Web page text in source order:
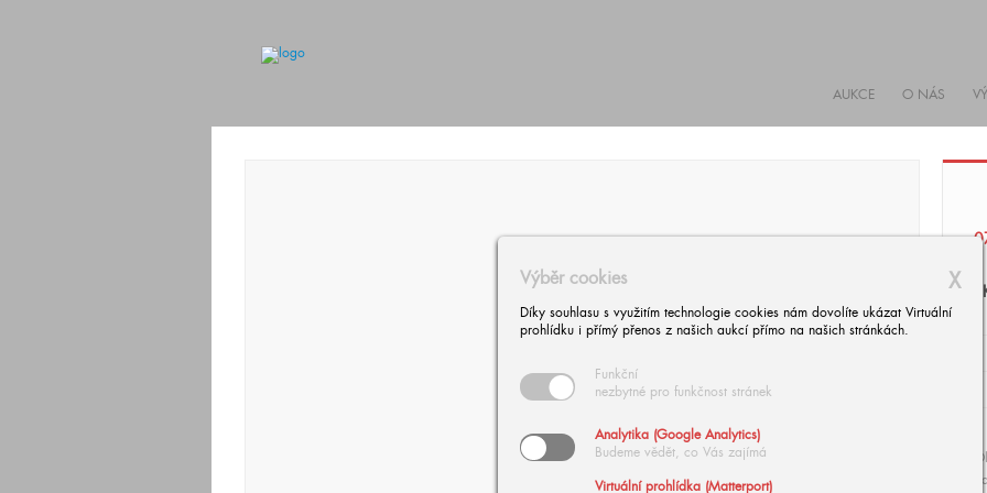
AUKCE O NÁS
X
Výběr cookies
Díky souhlasu s využitím technologie cookies nám dovolíte ukázat Virtuální
prohlídku i přímý přenos z našich aukcí přímo na našich stránkách.
Funkční
nezbytné pro funkčnost stránek
Analytika (Google Analytics)
Budeme vědět, co Vás zajímá
Virtuální prohlídka (Matterport)